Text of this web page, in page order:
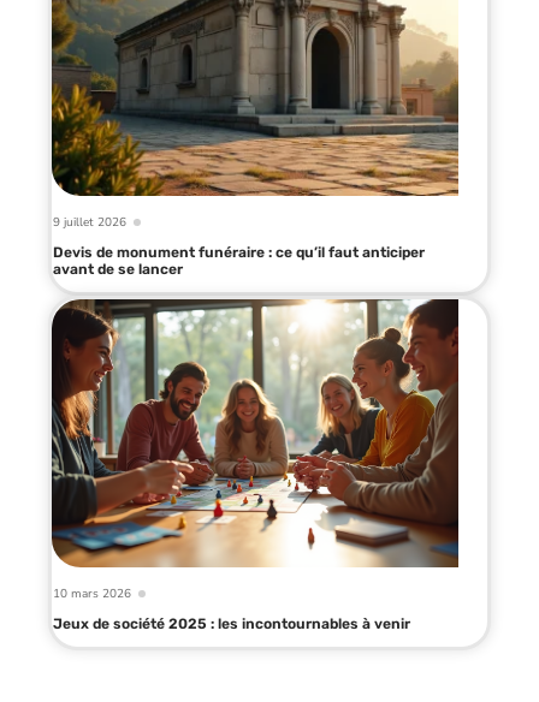
9 juillet 2026
Devis de monument funéraire : ce qu’il faut anticiper
avant de se lancer
10 mars 2026
Jeux de société 2025 : les incontournables à venir